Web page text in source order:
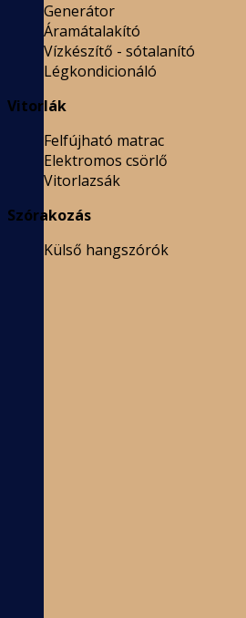
Generátor
Áramátalakító
Vízkészítő - sótalanító
Légkondicionáló
Vitorlák
Felfújható matrac
Elektromos csörlő
Vitorlazsák
Szórakozás
Külső hangszórók